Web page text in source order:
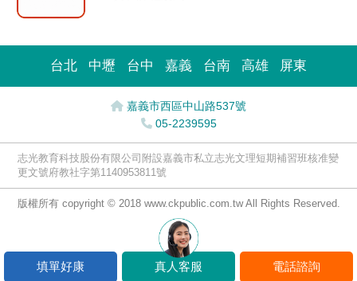
台北 中壢 台中 嘉義 台南 高雄 屏東
嘉義市西區中山路537號
05-2239595
填單好康 真人客服 電話諮詢
志光教育科技股份有限公司附設嘉義市私立志光文理短期補習班核准變
更文號府教社字第1140953811號
版權所有 copyright © 2018 www.ckpublic.com.tw All Rights Reserved.